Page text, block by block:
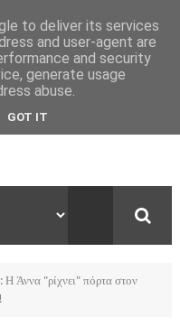
Άννα "ρίχνει" πόρτα στον
to deliver its services
and user-agent are
and security
generate usage
abuse.
GOT IT